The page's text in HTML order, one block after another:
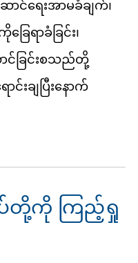
င်ရေးအာမခံချက်၊
ေရာခံခြင်း၊
ာင်ခြင်းစသည်တို့
းချပြီးနောက်
ပ်တို့ကို ကြည့်ရှု